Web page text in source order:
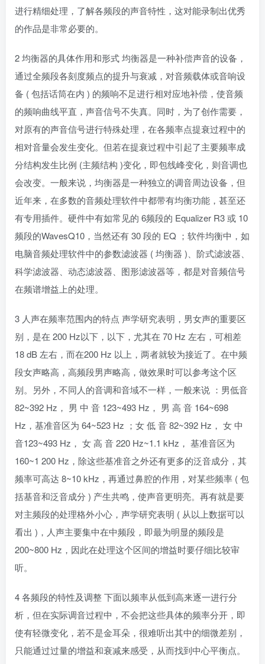
进行精细处理，了解各频段的声音特性，这对能录制出优秀
的作品是非常必要的。
2 均衡器的具体作用和形式 均衡器是一种补偿声音的设备，
通过全频段各刻度频点的提升与衰减，对音频载体或音响设
备 ( 包括话筒在内 ) 的频响不足进行相对应地补偿，使音频
的频响曲线平直，声音信号不失真。同时，为了创作需要，
对原有的声音信号进行特殊处理，在各频率点提衰过程中的
相对音量会发生变化。但若在提衰过程中引起了主要频率成
分结构发生比例 (主频结构 )变化，即包线峰变化，则音调也
会改变。一般来说，均衡器是一种独立的调音周边设备，但
近年来，在多数的音频处理软件中都带有均衡功能，甚至还
有专用插件。硬件中有如常见的 6频段的 Equalizer R3 或 10
频段的WavesQ10，当然还有 30 段的 EQ ；软件均衡中，如
电脑音频处理软件中的参数滤波器 ( 均衡器 )、阶式滤波器、
科学滤波器、动态滤波器、图形滤波器等，都是对音频信号
在频谱增益上的处理。
3 人声在频率范围内的特点 声学研究表明，男女声的重要区
别，是在 200 Hz以下，以下，尤其在 70 Hz 左右，可相差
18 dB 左右，而在200 Hz 以上，两者就较为接近了。在中频
段女声略高，高频段男声略高，做效果时可以参考这个区
别。另外，不同人的音调和音域不一样，一般来说 ：男低音
82~392 Hz， 男 中 音 123~493 Hz， 男 高 音 164~698
Hz，基准音区为 64~523 Hz ；女 低 音 82~392 Hz， 女 中
音123~493 Hz， 女 高 音 220 Hz~1.1 kHz， 基准音区为
160~1 200 Hz，除这些基准音之外还有更多的泛音成分，其
频率可高达 8~10 kHz，再通过鼻腔的作用，对某些频率 ( 包
括基音和泛音成分 ) 产生共鸣，使声音更明亮。再有就是要
对主频段的处理格外小心，声学研究表明 ( 从以上数据可以
看出 )，人声主要集中在中频段，即最为明显的频段是
200~800 Hz，因此在处理这个区间的增益时要仔细比较审
听。
4 各频段的特性及调整 下面以频率从低到高来逐一进行分
析，但在实际调音过程中，不会把这些具体的频率分开，即
使有轻微变化，若不是金耳朵，很难听出其中的细微差别，
只能通过过量的增益和衰减来感受，从而找到中心平衡点。